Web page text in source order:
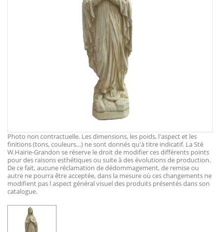
Photo non contractuelle. Les dimensions, les poids, l'aspect et les
finitions (tons, couleurs…) ne sont donnés qu'à titre indicatif. La Sté
W.Hairie-Grandon se réserve le droit de modifier ces différents points
pour des raisons esthétiques ou suite à des évolutions de production.
De ce fait, aucune réclamation de dédommagement, de remise ou
autre ne pourra être acceptée, dans la mesure où ces changements ne
modifient pas l aspect général visuel des produits présentés dans son
catalogue.